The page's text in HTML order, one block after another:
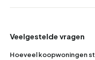
van €407.514, met een
is 123 m². Bovenaan deze
Veelgestelde vragen
Hoeveel koopwoningen